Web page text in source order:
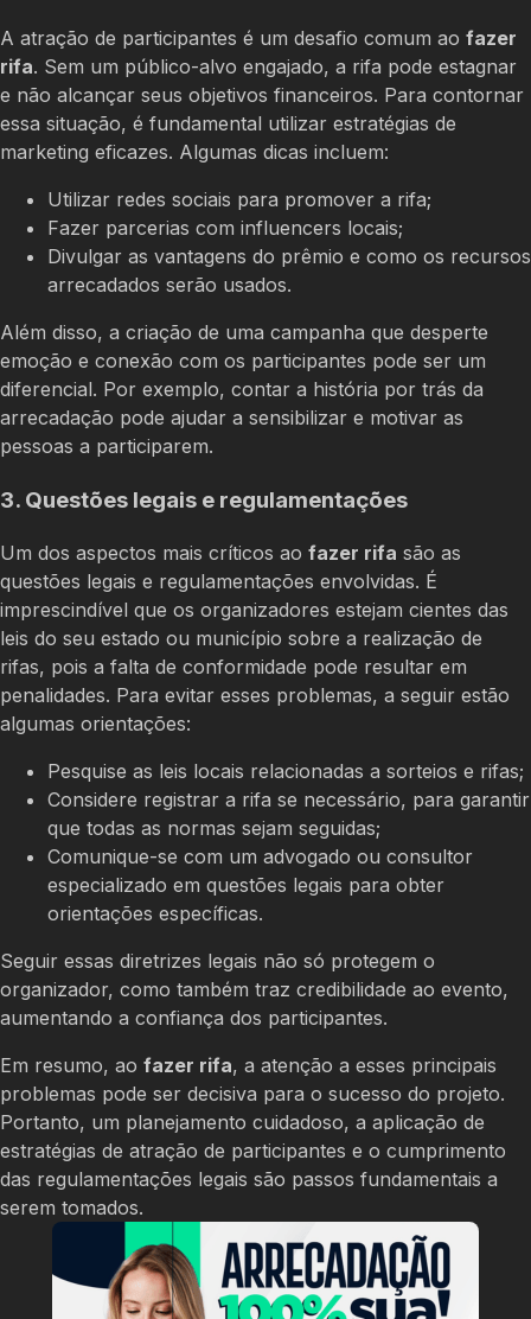
A atração de participantes é um desafio comum ao fazer
rifa. Sem um público-alvo engajado, a rifa pode estagnar
e não alcançar seus objetivos financeiros. Para contornar
essa situação, é fundamental utilizar estratégias de
marketing eficazes. Algumas dicas incluem:
Utilizar redes sociais para promover a rifa;
Fazer parcerias com influencers locais;
Divulgar as vantagens do prêmio e como os recursos
arrecadados serão usados.
Além disso, a criação de uma campanha que desperte
emoção e conexão com os participantes pode ser um
diferencial. Por exemplo, contar a história por trás da
arrecadação pode ajudar a sensibilizar e motivar as
pessoas a participarem.
3. Questões legais e regulamentações
Um dos aspectos mais críticos ao fazer rifa são as
questões legais e regulamentações envolvidas. É
imprescindível que os organizadores estejam cientes das
leis do seu estado ou município sobre a realização de
rifas, pois a falta de conformidade pode resultar em
penalidades. Para evitar esses problemas, a seguir estão
algumas orientações:
Pesquise as leis locais relacionadas a sorteios e rifas;
Considere registrar a rifa se necessário, para garantir
que todas as normas sejam seguidas;
Comunique-se com um advogado ou consultor
especializado em questões legais para obter
orientações específicas.
Seguir essas diretrizes legais não só protegem o
organizador, como também traz credibilidade ao evento,
aumentando a confiança dos participantes.
Em resumo, ao fazer rifa, a atenção a esses principais
problemas pode ser decisiva para o sucesso do projeto.
Portanto, um planejamento cuidadoso, a aplicação de
estratégias de atração de participantes e o cumprimento
das regulamentações legais são passos fundamentais a
serem tomados.